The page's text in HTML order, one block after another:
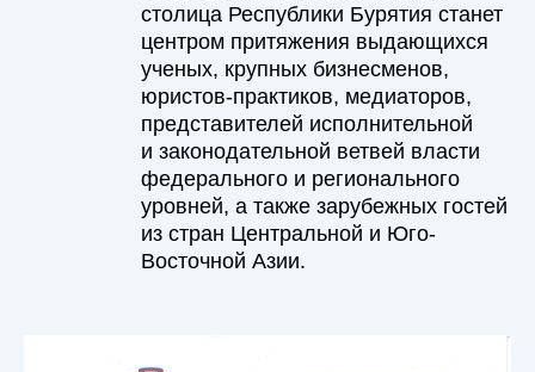
столица Республики Бурятия станет
центром притяжения выдающихся
ученых, крупных бизнесменов,
юристов-практиков, медиаторов,
представителей исполнительной
и законодательной ветвей власти
федерального и регионального
уровней, а также зарубежных гостей
из стран Центральной и Юго-
Восточной Азии.